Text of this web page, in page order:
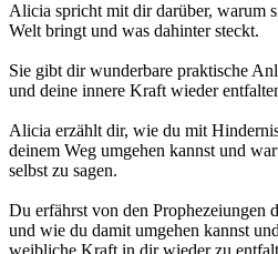
Alicia spricht mit dir darüber, warum
Welt bringt und was dahinter steckt.
Sie gibt dir wunderbare praktische
und deine innere Kraft wieder
Alicia erzählt dir, wie du mit
deinem Weg umgehen kannst und
selbst zu sagen.
Du erfährst von den Prophezeiungen
und wie du damit umgehen kannst
weibliche Kraft in dir wieder zu